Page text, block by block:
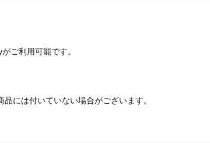
ご利用可能です。
には付いていない場合がございます。